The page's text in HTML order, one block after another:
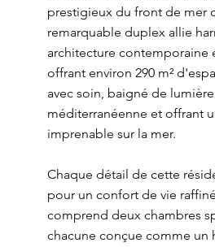
prestigieux du front de mer
remarquable duplex allie
architecture contemporaine
offrant environ 290 m²
avec soin, baigné de
méditerranéenne et offrant
imprenable sur la mer.
Chaque détail de cette
pour un confort de vie
comprend deux chambres
chacune conçue comme un